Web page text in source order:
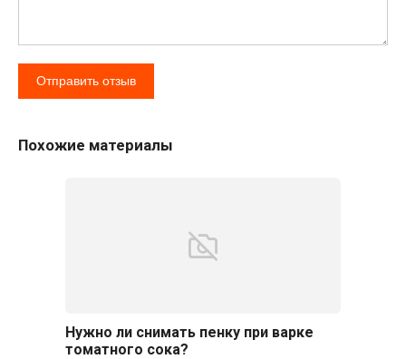
Похожие материалы
Нужно ли снимать пенку при варке
томатного сока?